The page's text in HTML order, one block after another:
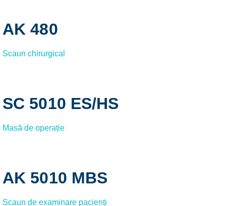
AK 480
Scaun chirurgical
SC 5010 ES/HS
Masă de operație
AK 5010 MBS
Scaun de examinare pacienți